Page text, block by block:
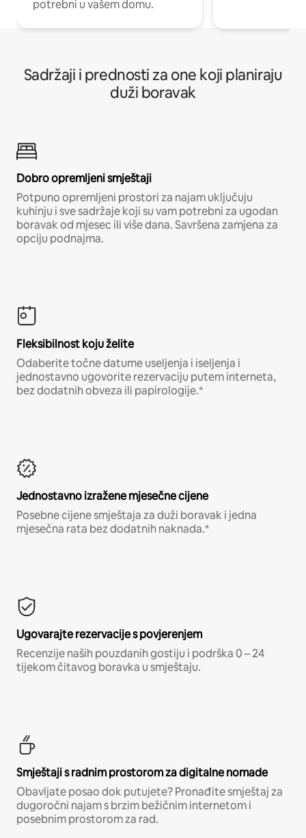
potrebni u vašem domu.
Sadržaji i prednosti za one koji planiraju
duži boravak
Dobro opremljeni smještaji
Potpuno opremljeni prostori za najam uključuju
kuhinju i sve sadržaje koji su vam potrebni za ugodan
boravak od mjesec ili više dana. Savršena zamjena za
opciju podnajma.
Fleksibilnost koju želite
Odaberite točne datume useljenja i iseljenja i
jednostavno ugovorite rezervaciju putem interneta,
bez dodatnih obveza ili papirologije.*
Jednostavno izražene mjesečne cijene
Posebne cijene smještaja za duži boravak i jedna
mjesečna rata bez dodatnih naknada.*
Ugovarajte rezervacije s povjerenjem
Recenzije naših pouzdanih gostiju i podrška 0 – 24
tijekom čitavog boravka u smještaju.
Smještaji s radnim prostorom za digitalne nomade
Obavljate posao dok putujete? Pronađite smještaj za
dugoročni najam s brzim bežičnim internetom i
posebnim prostorom za rad.